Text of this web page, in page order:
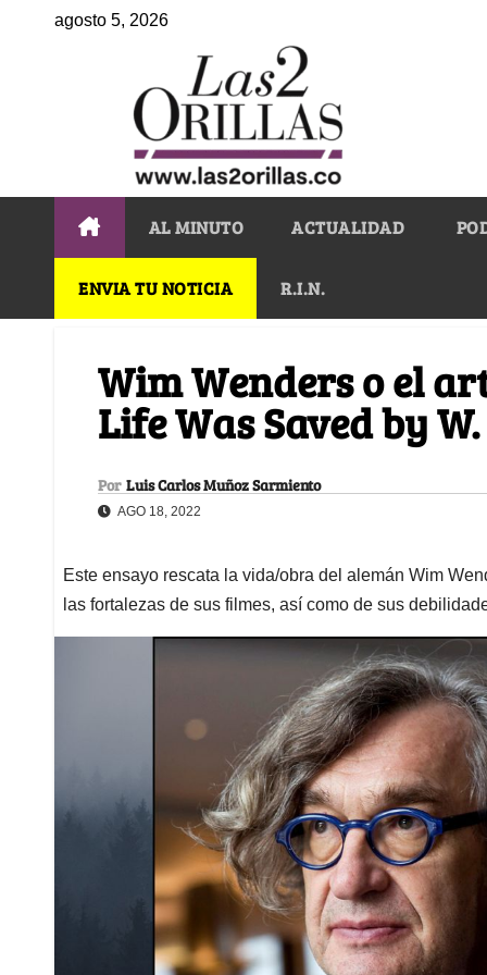
agosto 5, 2026
AL MINUTO ACTUALIDAD
ENVIA TU NOTICIA R.I.N.
Wim Wenders o el
Life Was Saved by
Por Luis Carlos Muñoz Sarmiento
AGO 18, 2022
Este ensayo rescata la vida/obra del alemán Wim
las fortalezas de sus filmes, así como de sus